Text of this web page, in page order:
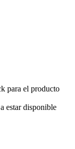
para el producto
estar disponible